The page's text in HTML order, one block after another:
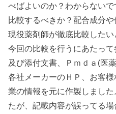
べばよいのか？わからない
比較するべきか？配合成分や
現役薬剤師が徹底比較したい
今回の比較を行うにあたっ
及び添付文書、Ｐｍｄａ(医
各社メーカーのＨＰ、お客
業の情報を元に作製しまし
たが、記載内容が誤ってる